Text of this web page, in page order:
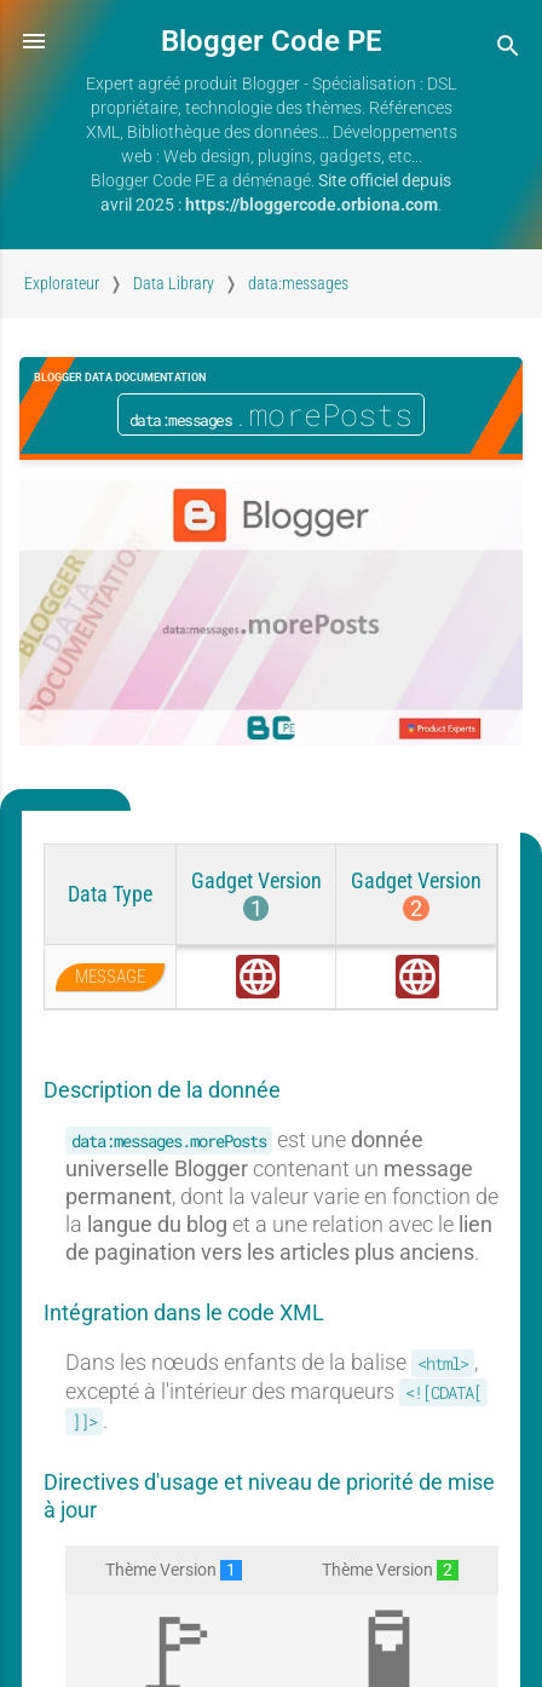
Blogger Code PE
Expert agréé produit Blogger - Spécialisation : DSL
propriétaire, technologie des thèmes. Références
XML, Bibliothèque des données... Développements
web : Web design, plugins, gadgets, etc...
Blogger Code PE a déménagé. Site officiel depuis
avril 2025 : https://bloggercode.orbiona.com.
Explorateur Data Library data:messages
data:messages.morePosts
BLOGGER DATA DOCUMENTATION
Data Type
Gadget Version
1
Gadget Version
2
MESSAGE
l
l
Description de la donnée
data:messages.morePosts est une donnée
universelle Blogger contenant un message
permanent, dont la valeur varie en fonction de
la langue du blog et a une relation avec le lien
de pagination vers les articles plus anciens.
Intégration dans le code XML
Dans les nœuds enfants de la balise <html> ,
excepté à l'intérieur des marqueurs <![CDATA[
]]> .
Directives d'usage et niveau de priorité de mise
à jour
Thème Version 1 Thème Version 2